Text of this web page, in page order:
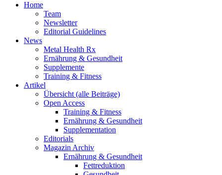
Home
Team
Newsletter
Editorial Guidelines
News
Metal Health Rx
Ernährung & Gesundheit
Supplemente
Training & Fitness
Artikel
Übersicht (alle Beiträge)
Open Access
Training & Fitness
Ernährung & Gesundheit
Supplementation
Editorials
Magazin Archiv
Ernährung & Gesundheit
Fettreduktion